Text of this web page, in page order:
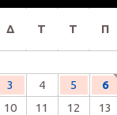
Δ Τ Τ Π
3
4 5 6
10
11 12 13